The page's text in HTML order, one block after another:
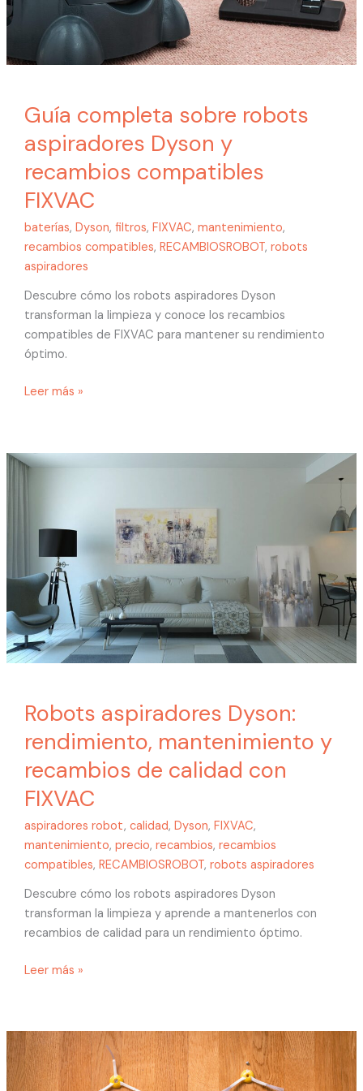
Guía completa sobre robots
aspiradores Dyson y
recambios compatibles
FIXVAC
baterías, Dyson, filtros, FIXVAC, mantenimiento,
recambios compatibles, RECAMBIOSROBOT, robots
aspiradores
Descubre cómo los robots aspiradores Dyson
transforman la limpieza y conoce los recambios
compatibles de FIXVAC para mantener su rendimiento
óptimo.
FIXVAC
Leer más »
Robots aspiradores Dyson:
rendimiento, mantenimiento y
recambios de calidad con
FIXVAC
aspiradores robot, calidad, Dyson, FIXVAC,
mantenimiento, precio, recambios, recambios
compatibles, RECAMBIOSROBOT, robots aspiradores
Descubre cómo los robots aspiradores Dyson
transforman la limpieza y aprende a mantenerlos con
recambios de calidad para un rendimiento óptimo.
Robots
mantenimiento
recambios
calidad
con
FIXVAC
Leer más »
Robots
aspiradores
Dyson: